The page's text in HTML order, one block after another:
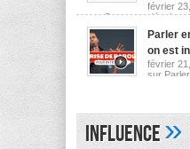
février
sur Comment
rencontres quand on
Parler
on est
février
sur Parler
Influence»